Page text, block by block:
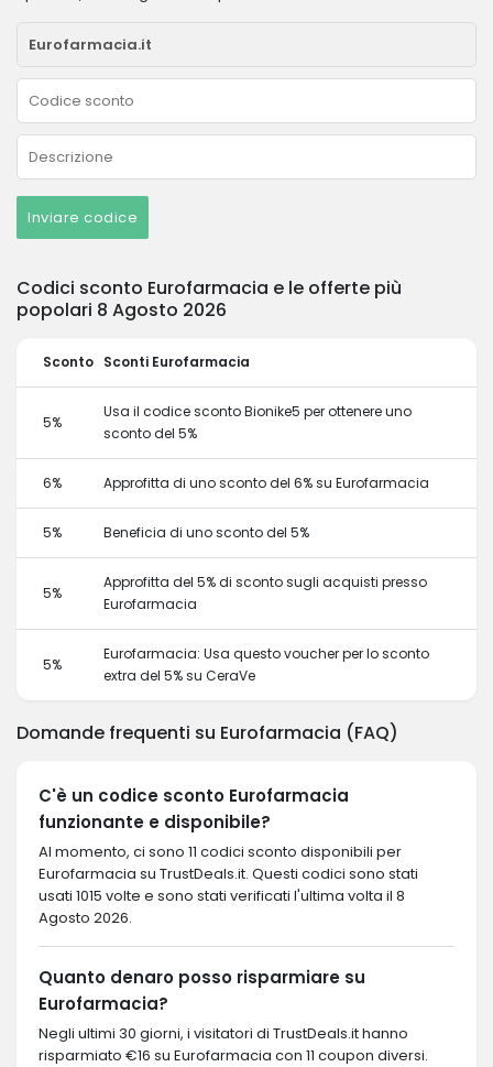
Inviare codice
Codici sconto Eurofarmacia e le offerte più
popolari 8 Agosto 2026
Sconto Sconti Eurofarmacia
5%
Usa il codice sconto Bionike5 per ottenere uno
sconto del 5%
6% Approfitta di uno sconto del 6% su Eurofarmacia
5% Beneficia di uno sconto del 5%
5%
Approfitta del 5% di sconto sugli acquisti presso
Eurofarmacia
5%
Eurofarmacia: Usa questo voucher per lo sconto
extra del 5% su CeraVe
Domande frequenti su Eurofarmacia (FAQ)
C'è un codice sconto Eurofarmacia
funzionante e disponibile?
Al momento, ci sono 11 codici sconto disponibili per
Eurofarmacia su TrustDeals.it. Questi codici sono stati
usati 1015 volte e sono stati verificati l'ultima volta il 8
Agosto 2026.
Quanto denaro posso risparmiare su
Eurofarmacia?
Negli ultimi 30 giorni, i visitatori di TrustDeals.it hanno
risparmiato €16 su Eurofarmacia con 11 coupon diversi.